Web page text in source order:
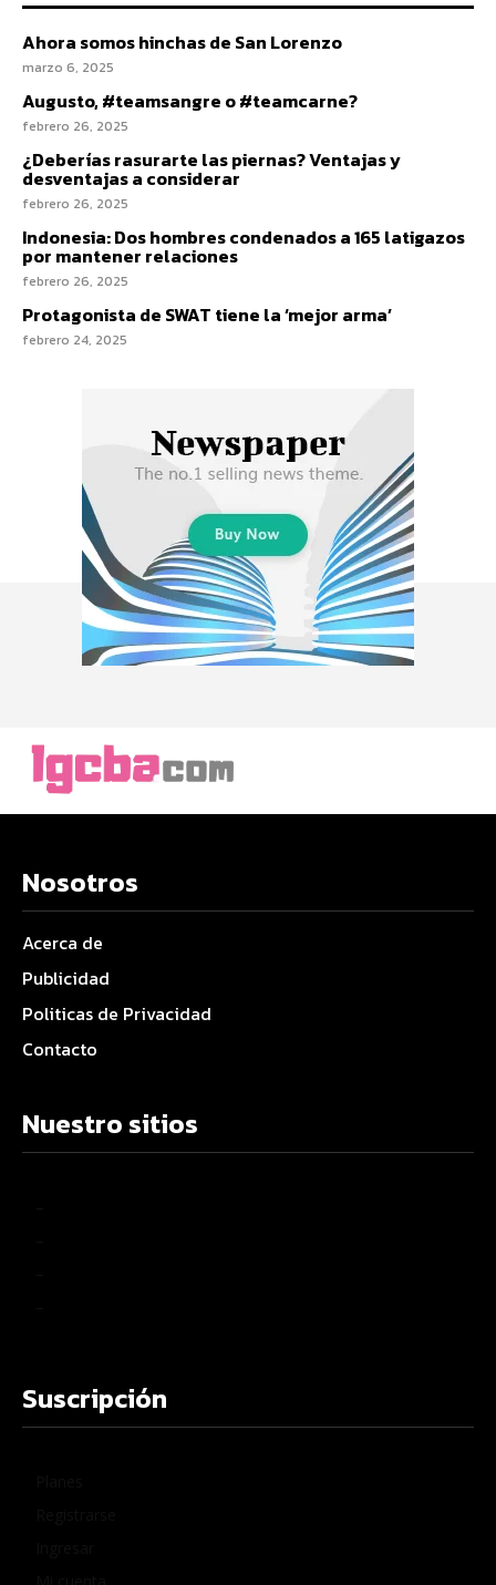
Ahora somos hinchas de San Lorenzo
marzo 6, 2025
Augusto, #teamsangre o #teamcarne?
febrero 26, 2025
¿Deberías rasurarte las piernas? Ventajas y
desventajas a considerar
febrero 26, 2025
Indonesia: Dos hombres condenados a 165 latigazos
por mantener relaciones
febrero 26, 2025
Protagonista de SWAT tiene la ‘mejor arma’
febrero 24, 2025
Nosotros
Acerca de
Publicidad
Politicas de Privacidad
Contacto
Nuestro sitios
Suscripción